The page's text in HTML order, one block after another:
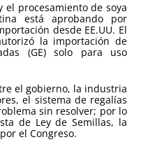
procesamiento de soya
está aprobando por
desde EE.UU. El
la importación de
(GE) solo para uso
el gobierno, la industria
el sistema de regalías
sin resolver; por lo
de Ley de Semillas, la
el Congreso.